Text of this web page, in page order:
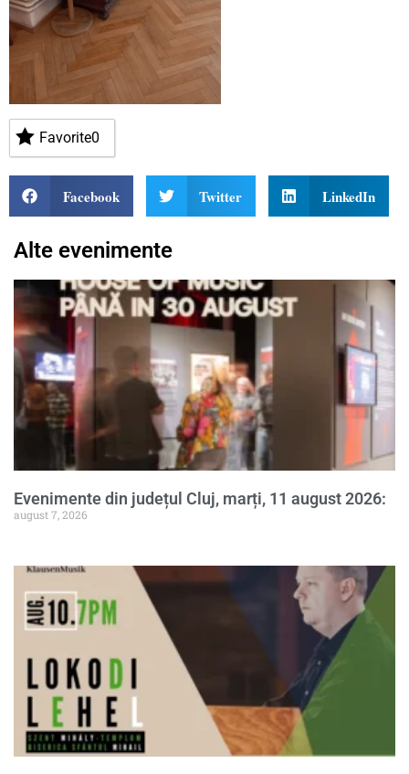
Favorite0
Facebook Twitter LinkedIn
Alte evenimente
Evenimente din județul Cluj, marți, 11 august 2026:
august 7, 2026